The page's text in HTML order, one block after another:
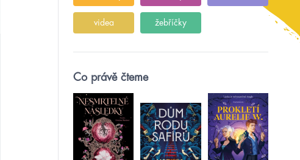
videa žebříčky
Co právě čteme